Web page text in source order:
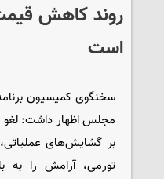
روند کاهش
است
سخنگوی کمیسیون
مجلس اظهار داشت: لغو
بر گشایش‌های
تورمی، آرامش را به